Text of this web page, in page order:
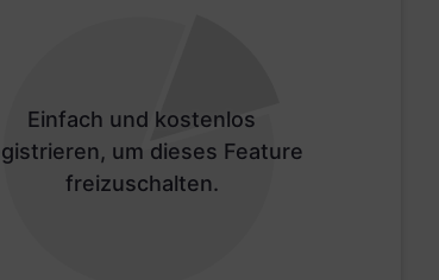
Einfach und kostenlos
um dieses Feature
freizuschalten.